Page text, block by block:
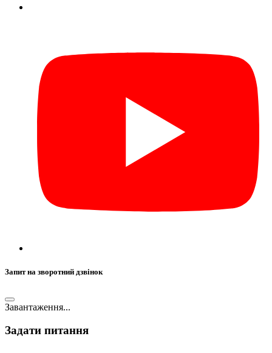
Запит на зворотний дзвінок
Завантаження...
Задати питання